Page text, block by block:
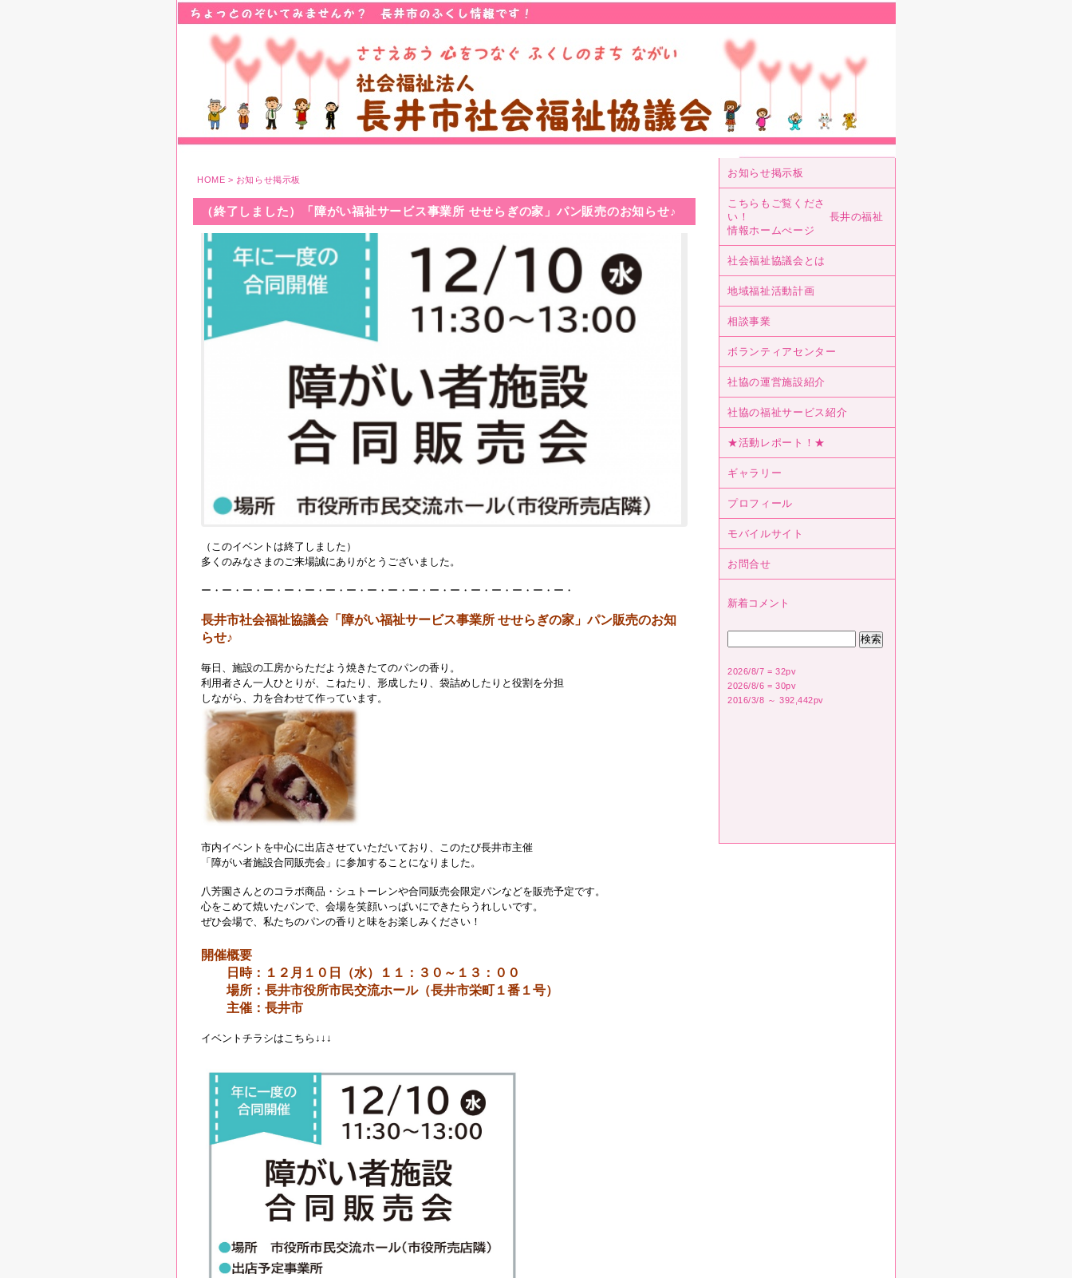
HOME > お知らせ掲示板
（終了しました）「障がい福祉サービス事業所 せせらぎの家」パン販売のお知らせ♪
（このイベントは終了しました）
多くのみなさまのご来場誠にありがとうございました。
ー・ー・ー・ー・ー・ー・ー・ー・ー・ー・ー・ー・ー・ー・ー・ー・ー・ー・
長井市社会福祉協議会「障がい福祉サービス事業所 せせらぎの家」パン販売のお知
らせ♪
毎日、施設の工房からただよう焼きたてのパンの香り。
利用者さん一人ひとりが、こねたり、形成したり、袋詰めしたりと役割を分担
しながら、力を合わせて作っています。
市内イベントを中心に出店させていただいており、このたび長井市主催
「障がい者施設合同販売会」に参加することになりました。
八芳園さんとのコラボ商品・シュトーレンや合同販売会限定パンなどを販売予定です。
心をこめて焼いたパンで、会場を笑顔いっぱいにできたらうれしいです。
ぜひ会場で、私たちのパンの香りと味をお楽しみください！
開催概要
日時：１２月１０日（水）１１：３０～１３：００
場所：長井市役所市民交流ホール（長井市栄町１番１号）
主催：長井市
イベントチラシはこちら↓↓↓
お知らせ掲示板
こちらもご覧くださ
い！ 長井の福祉
情報ホームぺージ
社会福祉協議会とは
地域福祉活動計画
相談事業
ボランティアセンター
社協の運営施設紹介
社協の福祉サービス紹介
★活動レポート！★
ギャラリー
プロフィール
モバイルサイト
お問合せ
新着コメント
2026/8/7 = 32pv
2026/8/6 = 30pv
2016/3/8 ～ 392,442pv